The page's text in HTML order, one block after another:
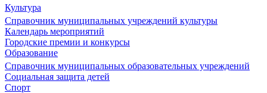
Культура
Справочник муниципальных учреждений культуры
Календарь мероприятий
Городские премии и конкурсы
Образование
Справочник муниципальных образовательных учреждений
Социальная защита детей
Спорт